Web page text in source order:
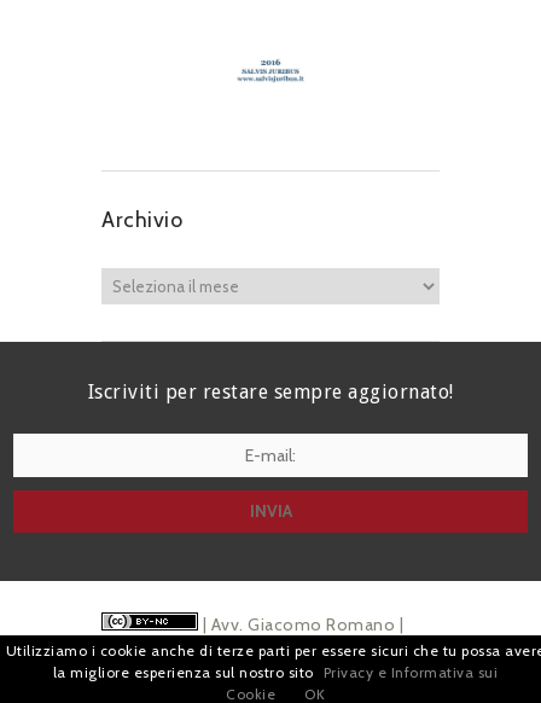
Archivio
Iscriviti per restare sempre aggiornato!
| Avv. Giacomo Romano |
Piazza di Campitelli, 2 - 00186 Roma | P.I.
Utilizziamo i cookie anche di terze parti per essere sicuri che tu possa
la migliore esperienza sul nostro sito
Privacy e Informativa sui
Cookie
OK